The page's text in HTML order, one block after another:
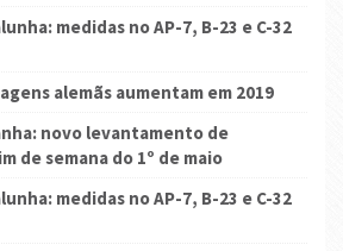
medidas no AP-7, B-23 e C-32
alemãs aumentam em 2019
novo levantamento de
de semana do 1º de maio
medidas no AP-7, B-23 e C-32